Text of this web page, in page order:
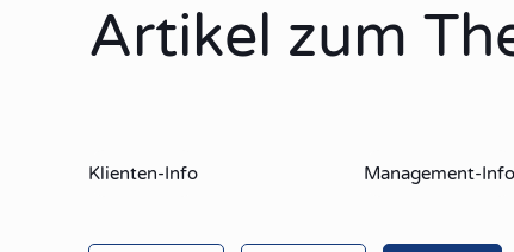
Artikel zum
Klienten-Info Management-Info